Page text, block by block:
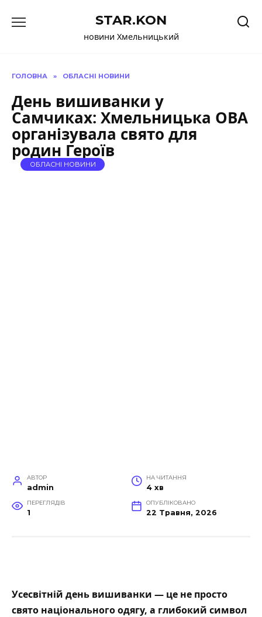
до
STAR.KON
новини Хмельницький
ГОЛОВНА » ОБЛАСНІ НОВИНИ
День вишиванки у
Самчиках: Хмельницька ОВА
організувала свято для
родин Героїв
ОБЛАСНІ НОВИНИ
АВТОР
admin
НА ЧИТАННЯ
4 хв
ПЕРЕГЛЯДІВ
1
ОПУБЛІКОВАНО
22 Травня, 2026
Усесвітній день вишиванки — це не просто
свято національного одягу, а глибокий символ